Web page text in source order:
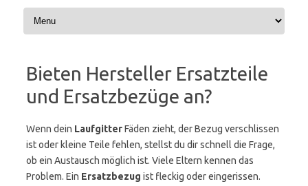
Bieten Hersteller Ersatzteile
und Ersatzbezüge an?
Wenn dein LaufgitterFäden zieht, der Bezug verschlissen
ist oder kleine Teile fehlen, stellst du dir schnell die Frage,
ob ein Austausch möglich ist. Viele Eltern kennen das
Problem. Ein Ersatzbezug ist fleckig oder eingerissen.